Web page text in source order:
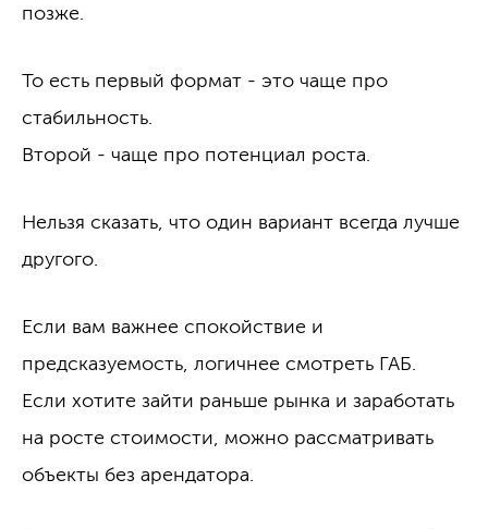
позже.
То есть первый формат - это чаще про
стабильность.
Второй - чаще про потенциал роста.
Нельзя сказать, что один вариант всегда лучше
другого.
Если вам важнее спокойствие и
предсказуемость, логичнее смотреть ГАБ.
Если хотите зайти раньше рынка и заработать
на росте стоимости, можно рассматривать
объекты без арендатора.